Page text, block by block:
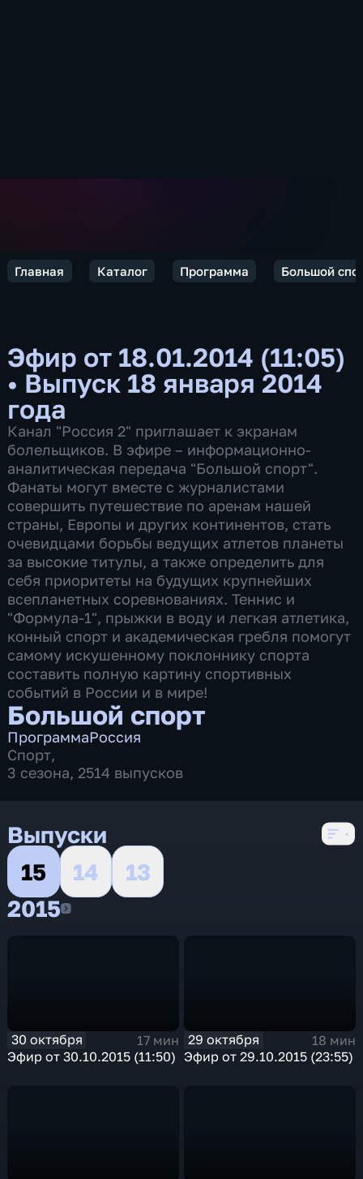
Главная Каталог Программа Большой
Эфир от 18.01.2014 (11:05)
• Выпуск 18 января 2014
года
Канал "Россия 2" приглашает к экранам
болельщиков. В эфире – информационно-
аналитическая передача "Большой спорт".
Фанаты могут вместе с журналистами
совершить путешествие по аренам нашей
страны, Европы и других континентов, стать
очевидцами борьбы ведущих атлетов планеты
за высокие титулы, а также определить для
себя приоритеты на будущих крупнейших
всепланетных соревнованиях. Теннис и
"Формула-1", прыжки в воду и легкая атлетика,
конный спорт и академическая гребля помогут
самому искушенному поклоннику спорта
составить полную картину спортивных
событий в России и в мире!
Большой спорт
ПрограммаРоссия
Спорт,
3 сезона, 2514 выпусков
Выпуски
15
14
13
20152015
30 октября
17 мин
Эфир от 30.10.2015 (11:50)
29 октября
18 мин
Эфир от 29.10.2015 (23:55)